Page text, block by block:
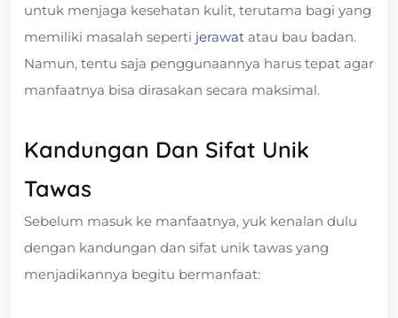
untuk menjaga kesehatan kulit, terutama bagi yang
memiliki masalah seperti jerawat atau bau badan.
Namun, tentu saja penggunaannya harus tepat agar
manfaatnya bisa dirasakan secara maksimal.
Kandungan Dan Sifat Unik
Tawas
Sebelum masuk ke manfaatnya, yuk kenalan dulu
dengan kandungan dan sifat unik tawas yang
menjadikannya begitu bermanfaat: